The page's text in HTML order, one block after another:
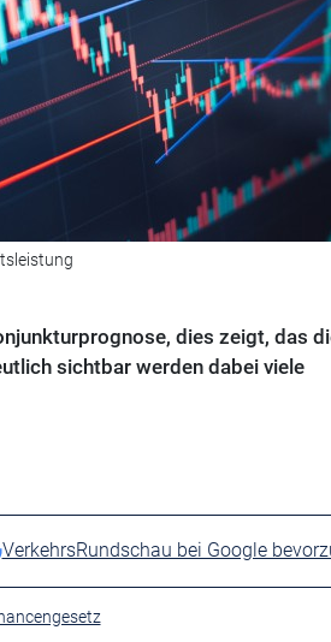
dies zeigt, das
sichtbar werden dabei viele
VerkehrsRundschau bei Google